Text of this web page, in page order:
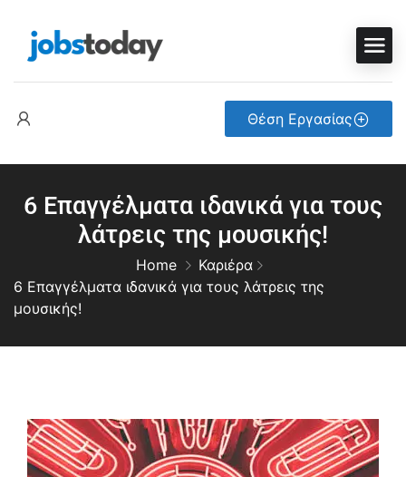
Θέση Εργασίας
6 Επαγγέλματα ιδανικά για τους
λάτρεις της μουσικής!
Home
Καριέρα
6 Επαγγέλματα ιδανικά για τους λάτρεις της
μουσικής!